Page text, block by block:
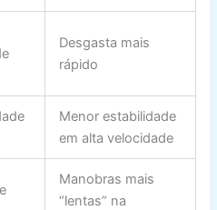
Desgasta mais
rápido
Menor estabilidade
em alta velocidade
Manobras mais
“lentas” na